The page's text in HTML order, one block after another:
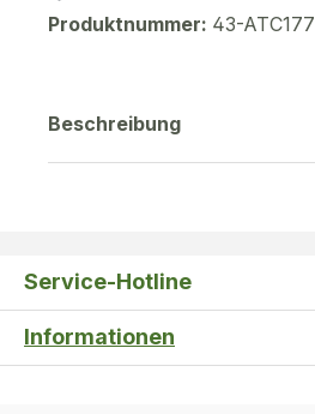
Produktnummer: 43-ATC177
Beschreibung
Service-Hotline
Informationen